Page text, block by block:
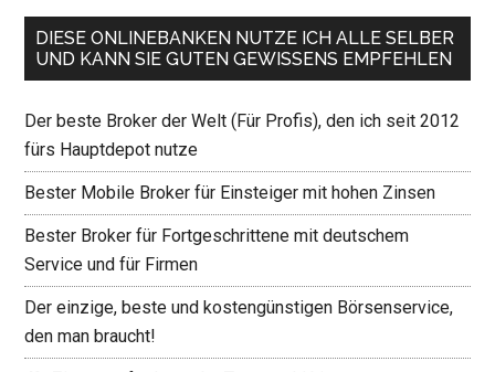
DIESE ONLINEBANKEN NUTZE ICH ALLE SELBER
UND KANN SIE GUTEN GEWISSENS EMPFEHLEN
Der beste Broker der Welt (Für Profis), den ich seit 2012
fürs Hauptdepot nutze
Bester Mobile Broker für Einsteiger mit hohen Zinsen
Bester Broker für Fortgeschrittene mit deutschem
Service und für Firmen
Der einzige, beste und kostengünstigen Börsenservice,
den man braucht!